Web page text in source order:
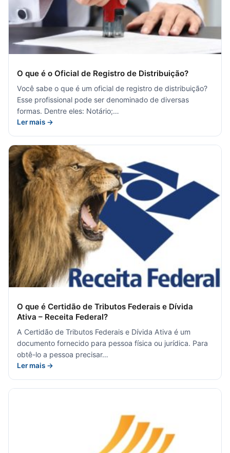
O que é o Oficial de Registro de Distribuição?
Você sabe o que é um oficial de registro de distribuição?
Esse profissional pode ser denominado de diversas
formas. Dentre eles: Notário;…
Ler mais →
O que é Certidão de Tributos Federais e Dívida
Ativa – Receita Federal?
A Certidão de Tributos Federais e Dívida Ativa é um
documento fornecido para pessoa física ou jurídica. Para
obtê-lo a pessoa precisar…
Ler mais →